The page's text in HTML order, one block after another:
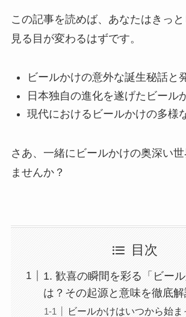
この記事を読めば、あなたはきっ
見る目が変わるはずです。
ビールかけの意外な誕生秘話と
日本独自の進化を遂げたビール
現代におけるビールかけの多様
さあ、一緒にビールかけの奥深い
ませんか？
目次
1. 歓喜の瞬間を彩る「ビー
は？その起源と意味を徹底解
ビールかけはいつから始